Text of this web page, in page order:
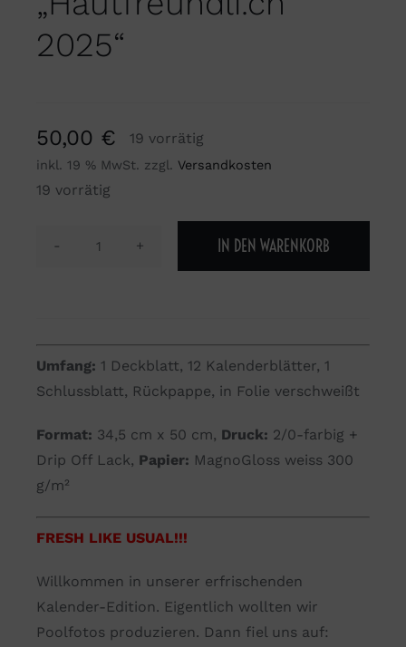
2025“
50,00 € 19 vorrätig
inkl. 19 % MwSt. zzgl. Versandkosten
19 vorrätig
Kalender
IN DEN WARENKORB
Umfang: 1 Deckblatt, 12 Kalenderblätter, 1
Schlussblatt, Rückpappe, in Folie verschweißt
Format: 34,5 cm x 50 cm, Druck: 2/0-farbig +
Drip Off Lack, Papier: MagnoGloss weiss 300
g/m²
FRESH LIKE USUAL!!!
Willkommen in unserer erfrischenden
Kalender-Edition. Eigentlich wollten wir
Poolfotos produzieren. Dann fiel uns auf: